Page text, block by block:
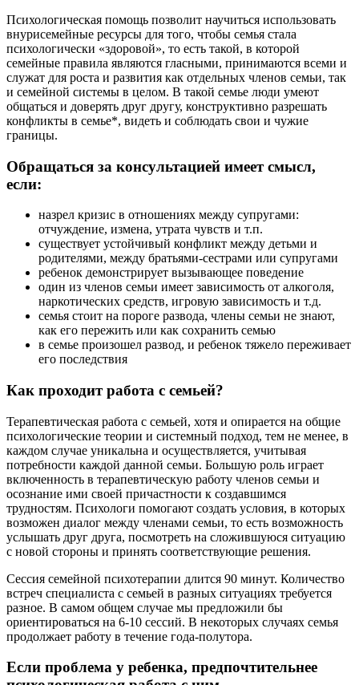
Психологическая помощь позволит научиться использовать
внурисемейные ресурсы для того, чтобы семья стала
психологически «здоровой», то есть такой, в которой
семейные правила являются гласными, принимаются всеми и
служат для роста и развития как отдельных членов семьи, так
и семейной системы в целом. В такой семье люди умеют
общаться и доверять друг другу, конструктивно разрешать
конфликты в семье*, видеть и соблюдать свои и чужие
границы.
Обращаться за консультацией имеет смысл,
если:
назрел кризис в отношениях между супругами:
отчуждение, измена, утрата чувств и т.п.
существует устойчивый конфликт между детьми и
родителями, между братьями-сестрами или супругами
ребенок демонстрирует вызывающее поведение
один из членов семьи имеет зависимость от алкоголя,
наркотических средств, игровую зависимость и т.д.
семья стоит на пороге развода, члены семьи не знают,
как его пережить или как сохранить семью
в семье произошел развод, и ребенок тяжело переживает
его последствия
Как проходит работа с семьей?
Терапевтическая работа с семьей, хотя и опирается на общие
психологические теории и системный подход, тем не менее, в
каждом случае уникальна и осуществляется, учитывая
потребности каждой данной семьи. Большую роль играет
включенность в терапевтическую работу членов семьи и
осознание ими своей причастности к создавшимся
трудностям. Психологи помогают создать условия, в которых
возможен диалог между членами семьи, то есть возможность
услышать друг друга, посмотреть на сложившуюся ситуацию
с новой стороны и принять соответствующие решения.
Сессия семейной психотерапии длится 90 минут. Количество
встреч специалиста с семьей в разных ситуациях требуется
разное. В самом общем случае мы предложили бы
ориентироваться на 6-10 сессий. В некоторых случаях семья
продолжает работу в течение года-полутора.
Если проблема у ребенка, предпочтительнее